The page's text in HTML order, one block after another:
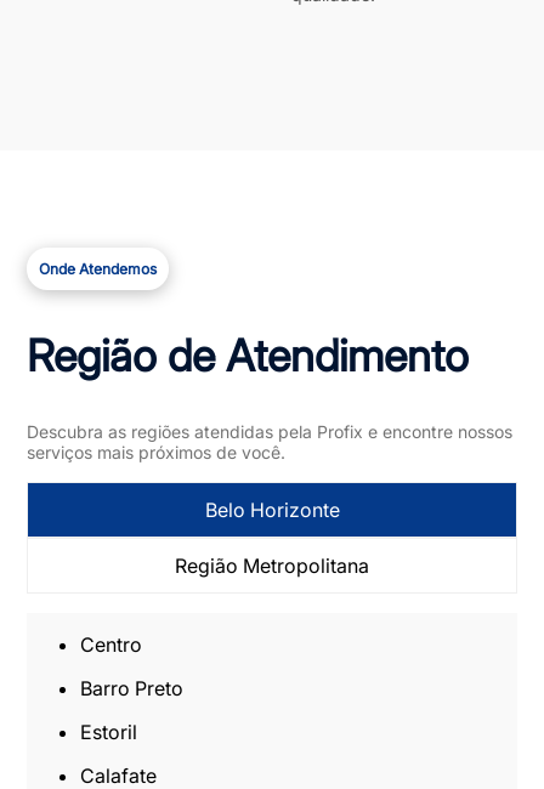
Onde Atendemos
Região de Atendimento
Descubra as regiões atendidas pela Profix e encontre nossos
serviços mais próximos de você.
Belo Horizonte
Região Metropolitana
Centro
Barro Preto
Estoril
Calafate